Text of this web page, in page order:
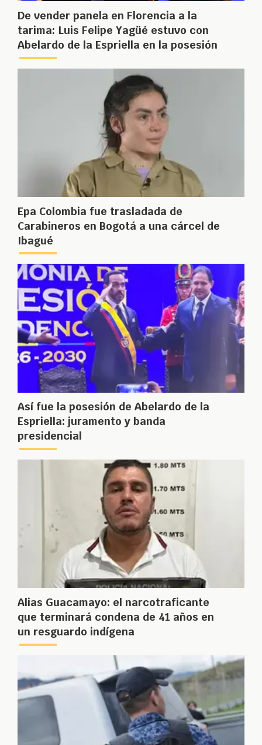
De vender panela en Florencia a la
tarima: Luis Felipe Yagüé estuvo con
Abelardo de la Espriella en la posesión
Epa Colombia fue trasladada de
Carabineros en Bogotá a una cárcel de
Ibagué
Así fue la posesión de Abelardo de la
Espriella: juramento y banda
presidencial
Alias Guacamayo: el narcotraficante
que terminará condena de 41 años en
un resguardo indígena